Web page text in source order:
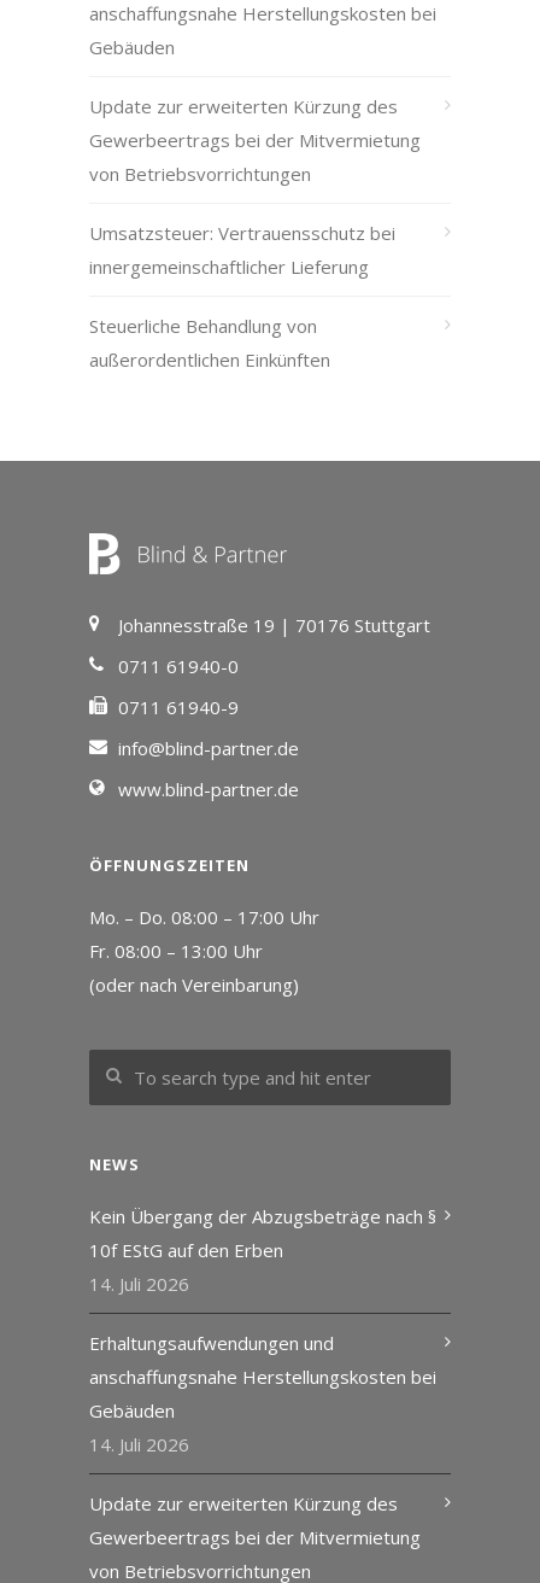
anschaffungsnahe Herstellungskosten bei
Gebäuden
Update zur erweiterten Kürzung des
Gewerbeertrags bei der Mitvermietung
von Betriebsvorrichtungen
Umsatzsteuer: Vertrauensschutz bei
innergemeinschaftlicher Lieferung
Steuerliche Behandlung von
außerordentlichen Einkünften
Johannesstraße 19 | 70176 Stuttgart
0711 61940-0
0711 61940-9
info@blind-partner.de
www.blind-partner.de
ÖFFNUNGSZEITEN
Mo. – Do. 08:00 – 17:00 Uhr
Fr. 08:00 – 13:00 Uhr
(oder nach Vereinbarung)
NEWS
Kein Übergang der Abzugsbeträge nach §
10f EStG auf den Erben
14. Juli 2026
Erhaltungsaufwendungen und
anschaffungsnahe Herstellungskosten bei
Gebäuden
14. Juli 2026
Update zur erweiterten Kürzung des
Gewerbeertrags bei der Mitvermietung
von Betriebsvorrichtungen